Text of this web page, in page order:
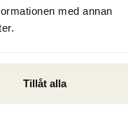
med annan
Tillåt alla